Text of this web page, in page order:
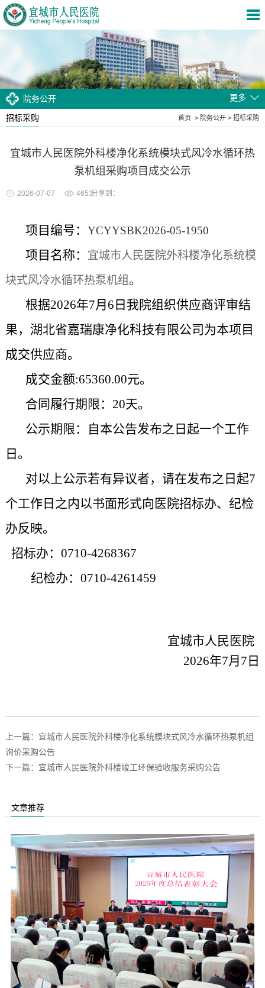
院务公开 更多
招标采购 首页 > 院务公开 > 招标采购
宜城市人民医院外科楼净化系统模块式风冷水循环热
泵机组采购项目成交公示
2026-07-07 4653分享到：
项目编号： YCYYSBK2026-05-1950
项目名称：
宜城市人民医院外科楼净化系统模
块式风冷水循环热泵机组。
根据2026年7月6日我院组织供应商评审结
果，湖北省嘉瑞康净化科技有限公司为本项目
成交供应商。
成交金额:65360.00元。
合同履行期限：20天。
公示期限：自本公告发布之日起一个工作
日。
对以上公示若有异议者，请在发布之日起7
个工作日之内以书面形式向医院招标办、纪检
办反映。
招标办：0710-4268367
纪检办：0710-4261459
宜城市人民医院
2026年7月7日
上一篇：宜城市人民医院外科楼净化系统模块式风冷水循环热泵机组
询价采购公告
下一篇：宜城市人民医院外科楼竣工环保验收服务采购公告
文章推荐